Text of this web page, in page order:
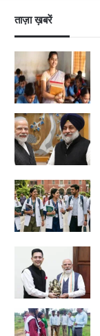
ताज़ा ख़बरें